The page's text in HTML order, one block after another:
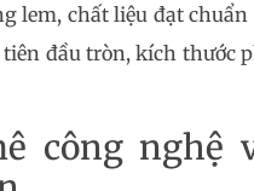
lem, chất liệu đạt chuẩn
đầu tròn, kích thước
công nghệ